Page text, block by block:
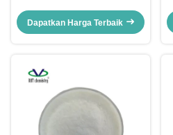
531
Dapatkan Harga Terbaik